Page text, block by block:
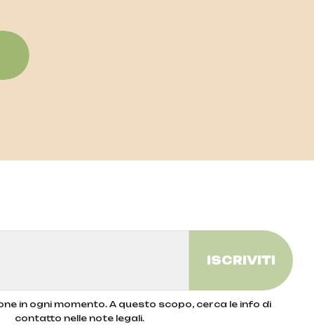
in ogni momento. A questo scopo, cerca le info di
contatto nelle note legali.